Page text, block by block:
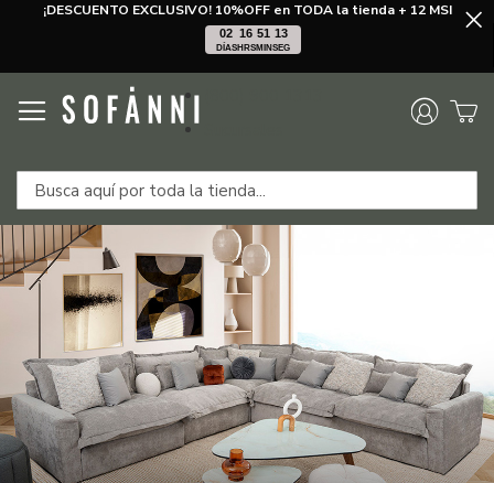
al
contenido
¡DESCUENTO EXCLUSIVO! 10%OFF en TODA la tienda + 12 MSI
02
DÍAS
16
HRS
51
MIN
13
SEG